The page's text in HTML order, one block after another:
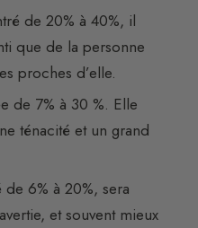
de 20% à 40%, il
que de la personne
proches d’elle.
de 7% à 30 %. Elle
ténacité et un grand
6% à 20%, sera
et souvent mieux